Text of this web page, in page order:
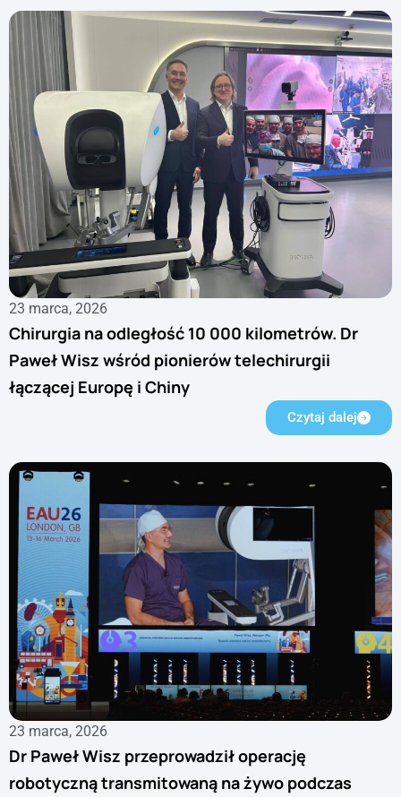
23 marca, 2026
Chirurgia na odległość 10 000 kilometrów. Dr
Paweł Wisz wśród pionierów telechirurgii
łączącej Europę i Chiny
Czytaj dalej
23 marca, 2026
Dr Paweł Wisz przeprowadził operację
robotyczną transmitowaną na żywo podczas